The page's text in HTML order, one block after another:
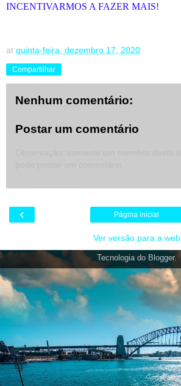
INCENTIVARMOS A FAZER MAIS!
at quinta-feira, dezembro 17, 2020
Compartilhar
Nenhum comentário:
Postar um comentário
‹ Página inicial
Ver versão para a web
Tecnologia do Blogger.